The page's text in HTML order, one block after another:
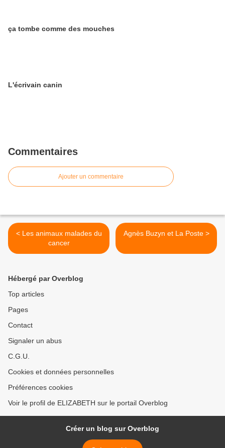
ça tombe comme des mouches
L'écrivain canin
Commentaires
Ajouter un commentaire
< Les animaux malades du
cancer
Agnès Buzyn et La Poste >
Hébergé par Overblog
Top articles
Pages
Contact
Signaler un abus
C.G.U.
Cookies et données personnelles
Préférences cookies
Voir le profil de ELIZABETH sur le portail Overblog
Créer un blog sur Overblog